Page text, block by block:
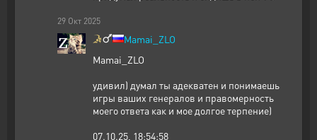
29 Окт 2025
Mamai_ZLO
Mamai_ZLO
удивил) думал ты адекватен и понимаешь
игры ваших генералов и правомерность
моего ответа как и мое долгое терпение)
07.10.25, 18:54:58